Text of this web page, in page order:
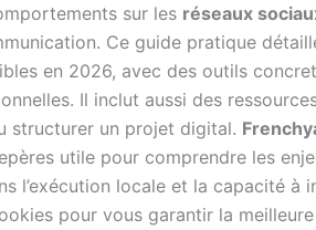
sur les réseaux
Ce guide pratique
en 2026, avec des outils
Il inclut aussi des
structurer un projet digital.
utile pour comprendre les
l’exécution locale et la capacité à
pour vous garantir la